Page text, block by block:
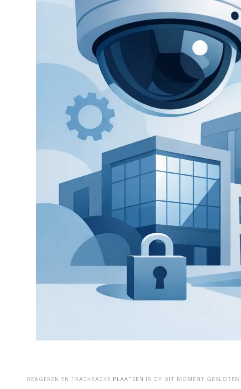
REAGEREN EN TRACKBACKS PLAATSEN IS OP DIT MOMENT GESLOTEN.